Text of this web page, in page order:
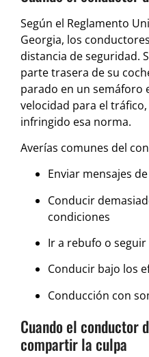
Según el Reglamento
Georgia, los
distancia de seguridad.
parte trasera de su
parado en un semáforo
velocidad para el
infringido esa norma.
Averías comunes del
Enviar mensajes
Conducir
condiciones
Ir a rebufo o
Conducir bajo los
Conducción con
Cuando el conductor
compartir la culpa